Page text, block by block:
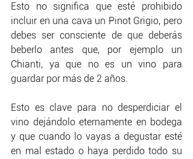
Esto no significa que esté prohibido
incluir en una cava un Pinot Grigio, pero
debes ser consciente de que deberás
beberlo antes que, por ejemplo un
Chianti, ya que no es un vino para
guardar por más de 2 años.
Esto es clave para no desperdiciar el
vino dejándolo eternamente en bodega
y que cuando lo vayas a degustar esté
en mal estado o haya perdido todo su